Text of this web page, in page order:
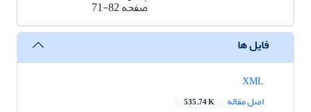
صفحه71-82
فایل ها
اصل مقاله
535.74 K